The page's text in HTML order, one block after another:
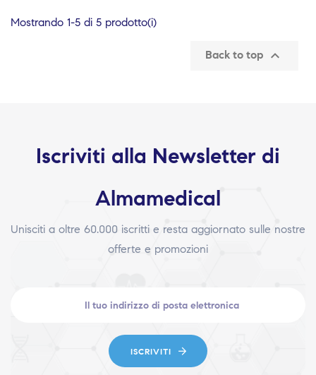
Mostrando 1-5 di 5 prodotto(i)
Back to top 
Iscriviti alla Newsletter di
Almamedical
Unisciti a oltre 60.000 iscritti e resta aggiornato sulle nostre
offerte e promozioni
ISCRIVITI